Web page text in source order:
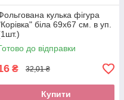
кулька фігура
біла 69х67 см. в уп.
до відправки
₴ 32,01 ₴
Купити